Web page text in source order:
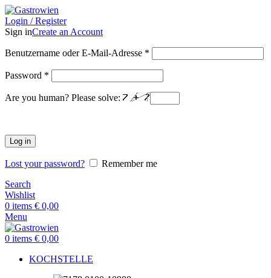
Login / Register
Sign inCreate an Account
Benutzername oder E-Mail-Adresse *
Password *
Are you human? Please solve:
Log in
Lost your password?
Remember me
Search
Wishlist
0 items € 0,00
Menu
0 items € 0,00
KOCHSTELLE